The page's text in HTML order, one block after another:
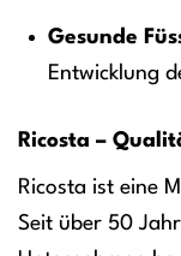
Gesunde
Entwicklung
Ricosta –
Ricosta ist eine
Seit über 50